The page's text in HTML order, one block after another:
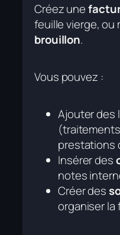
Créez une
feuille vierge, ou
brouillon.
Vous pouvez :
Ajouter des
prestations
Insérer des
notes
Créer des
organiser la